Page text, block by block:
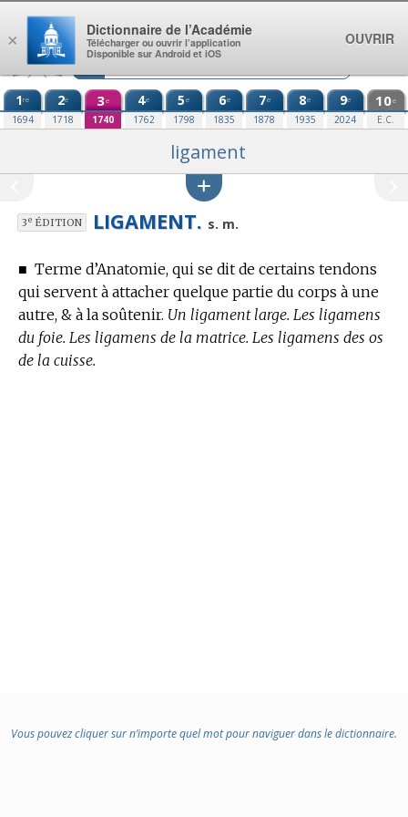
Aller au contenu
1re
1694
2e
1718
3e
1740
4e
1762
5e
1798
6e
1835
7e
1878
8e
1935
9e
2024
10e
E.C.
ligament
3eÉDITION LIGAMENT. s. m.
■ Terme d’Anatomie, qui se dit de certains tendons
qui servent à attacher quelque partie du corps à une
autre, & à la soûtenir. Un ligament large. Les ligamens
du foie. Les ligamens de la matrice. Les ligamens des os
de la cuisse.
Vous pouvez cliquer sur n’importe quel mot pour naviguer dans le dictionnaire.
×
Dictionnaire de l’Académie
Télécharger ou ouvrir l’application
Disponible sur Android et iOS
OUVRIR